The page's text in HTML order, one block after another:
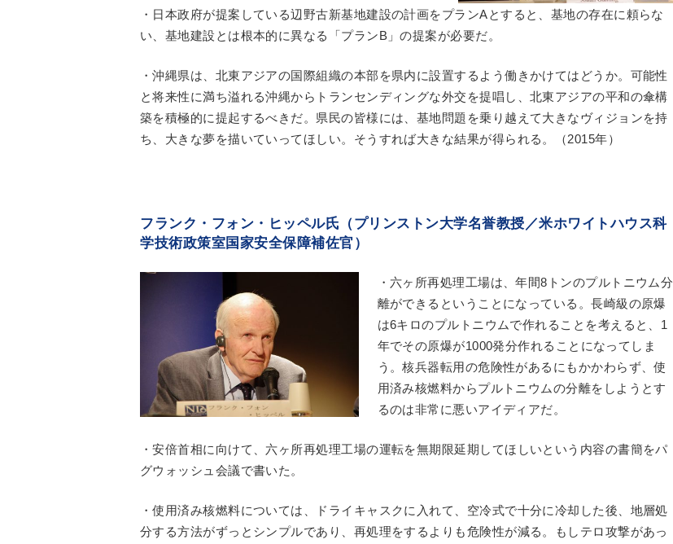
・日本政府が提案している辺野古新基地建設の計画をプランAとすると、基地の存在に頼らな
い、基地建設とは根本的に異なる「プランB」の提案が必要だ。
・沖縄県は、北東アジアの国際組織の本部を県内に設置するよう働きかけてはどうか。可能性
と将来性に満ち溢れる沖縄からトランセンディングな外交を提唱し、北東アジアの平和の傘構
築を積極的に提起するべきだ。県民の皆様には、基地問題を乗り越えて大きなヴィジョンを持
ち、大きな夢を描いていってほしい。そうすれば大きな結果が得られる。（2015年）
フランク・フォン・ヒッペル氏（プリンストン大学名誉教授／米ホワイトハウス科
学技術政策室国家安全保障補佐官）
・六ヶ所再処理工場は、年間8トンのプルトニウム分
離ができるということになっている。長崎級の原爆
は6キロのプルトニウムで作れることを考えると、1
年でその原爆が1000発分作れることになってしま
う。核兵器転用の危険性があるにもかかわらず、使
用済み核燃料からプルトニウムの分離をしようとす
るのは非常に悪いアイディアだ。
・安倍首相に向けて、六ヶ所再処理工場の運転を無期限延期してほしいという内容の書簡をパ
グウォッシュ会議で書いた。
・使用済み核燃料については、ドライキャスクに入れて、空冷式で十分に冷却した後、地層処
分する方法がずっとシンプルであり、再処理をするよりも危険性が減る。もしテロ攻撃があっ